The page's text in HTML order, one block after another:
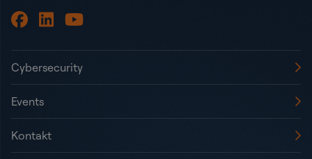
Cybersecurity
Events
Kontakt